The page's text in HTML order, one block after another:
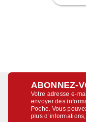
ABONNEZ-
Votre adresse e-
envoyer des
Poche. Vous
plus